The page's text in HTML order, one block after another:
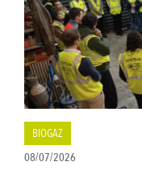
BIOGAZ
08/07/2026